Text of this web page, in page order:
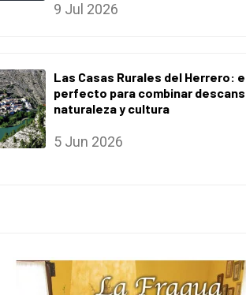
9 Jul 2026
Las Casas Rurales del Herrero:
perfecto para combinar
naturaleza y cultura
5 Jun 2026